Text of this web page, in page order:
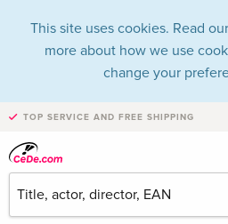
This site uses cookies. Read our
more about how we use
change your
TOP SERVICE AND FREE SHIPPING